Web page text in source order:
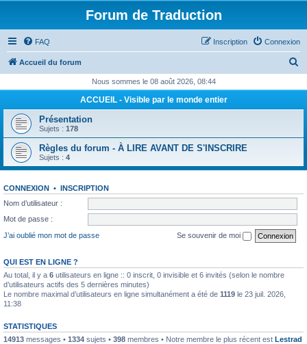
Forum de Traduction
FAQ Connexion
Inscription
Accueil du forum
h
e
Nous sommes le 08 août 2026, 08:44
ACCUEIL - Visible par le monde entier
Présentation
Sujets : 178
Règles du forum - À LIRE AVANT DE S'INSCRIRE
Sujets : 4
CONNEXION • INSCRIPTION
Nom d’utilisateur :
Mot de passe :
J’ai oublié mon mot de passe
Se souvenir de moi
QUI EST EN LIGNE ?
Au total, il y a 6 utilisateurs en ligne :: 0 inscrit, 0 invisible et 6 invités (selon le nombre
d’utilisateurs actifs des 5 dernières minutes)
Le nombre maximal d’utilisateurs en ligne simultanément a été de 1119 le 23 juil. 2026,
11:38
STATISTIQUES
14913 messages • 1334 sujets • 398 membres • Notre membre le plus récent est Lestrad